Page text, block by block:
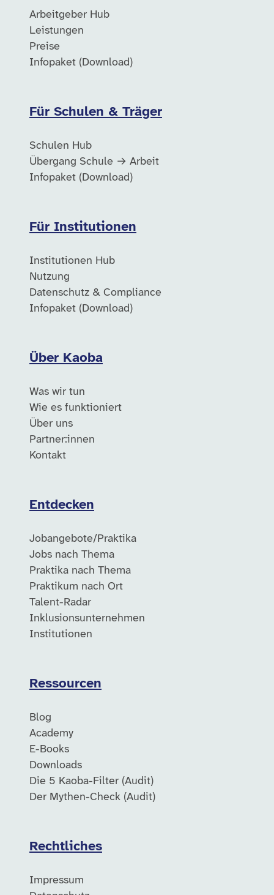
Arbeitgeber Hub
Leistungen
Preise
Infopaket (Download)
Für Schulen & Träger
Schulen Hub
Übergang Schule → Arbeit
Infopaket (Download)
Für Institutionen
Institutionen Hub
Nutzung
Datenschutz & Compliance
Infopaket (Download)
Über Kaoba
Was wir tun
Wie es funktioniert
Über uns
Partner:innen
Kontakt
Entdecken
Jobangebote/Praktika
Jobs nach Thema
Praktika nach Thema
Praktikum nach Ort
Talent-Radar
Inklusionsunternehmen
Institutionen
Ressourcen
Blog
Academy
E-Books
Downloads
Die 5 Kaoba-Filter (Audit)
Der Mythen-Check (Audit)
Rechtliches
Impressum